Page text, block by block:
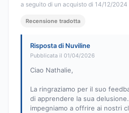
a seguito di un acquisto di 14/12/2024
Recensione tradotta
Risposta di Nuviline
Pubblicata il 01/04/2026
Ciao Nathalie,
La ringraziamo per il suo
di apprendere la sua
impegniamo a offrire ai nostri